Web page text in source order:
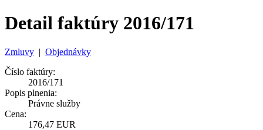
Detail faktúry 2016/171
Zmluvy | Objednávky
Číslo faktúry:
2016/171
Popis plnenia:
Právne služby
Cena:
176,47 EUR